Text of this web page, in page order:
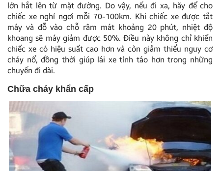
lớn hắt lên từ mặt đường. Do vậy, nếu đi xa, hãy để cho
chiếc xe nghỉ ngơi mỗi 70-100km. Khi chiếc xe được tắt
máy và đỗ vào chỗ râm mát khoảng 20 phút, nhiệt độ
khoang sẽ máy giảm được 50%. Điều này không chỉ khiến
chiếc xe có hiệu suất cao hơn và còn giảm thiểu nguy cơ
cháy nổ, đồng thời giúp lái xe tỉnh táo hơn trong những
chuyến đi dài.
Chữa cháy khẩn cấp